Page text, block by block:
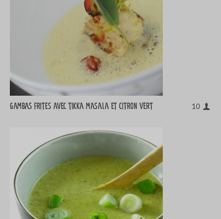
Gambas frites avec tikka masala et citron vert 10